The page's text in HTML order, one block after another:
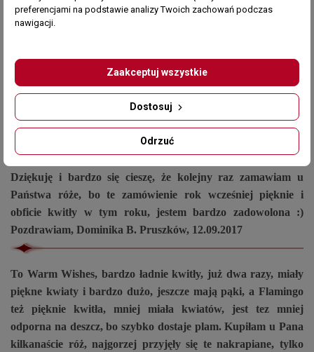
mam nadzieję, że będą to równie wspaniałe krzaki - zdrowe i
mocne. Za poprzednie cudne różyczki dziękuję, bo rosną i
kwitną przepięknie. Polecam Waszą Firmą swoim znajomym.
Pozdrawiam. Barbara P. Jaworzno, 20.09.2017
Dziękuję i bardzo się cieszę, że kolejny raz zamawiam u
Państwa róże, bo te zamówienie rok wcześniej pięknie i
obficie kwitły w tym roku, jestem bardzo zadowolona :)
Pozdrawiam, Dominika B. Pruszków, 12.09.2017
To Warm Wishes, bardzo ładnie kwitły, już dwa razy, miały
piękne kwiaty i bardzo dużo, jeszcze mają pąki, a Flamingo
też pięknie kwitła, mniej miała kwiatów, jest tez mniej
odporna na deszcz, bo szybko dostaje plam. Kupiłam u Pana
kilkanaście róż, najgorzej przyjęły się te nakrapiane, tylko
preferencjami na podstawie analizy Twoich zachowań podczas
nawigacji.
Odrzuć
Dostosuj
Zaakceptuj wszystkie